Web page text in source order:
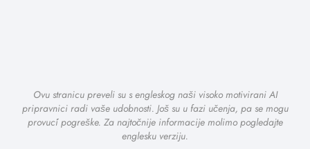
Ovu stranicu preveli su s engleskog naši visoko motivirani AI
pripravnici radi vaše udobnosti. Još su u fazi učenja, pa se mogu
provući pogreške. Za najtočnije informacije molimo pogledajte
englesku verziju.